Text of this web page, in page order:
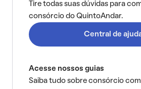
Tire todas suas dúvidas para
consórcio do QuintoAndar.
Central de
Acesse nossos guias
Saiba tudo sobre consórcio